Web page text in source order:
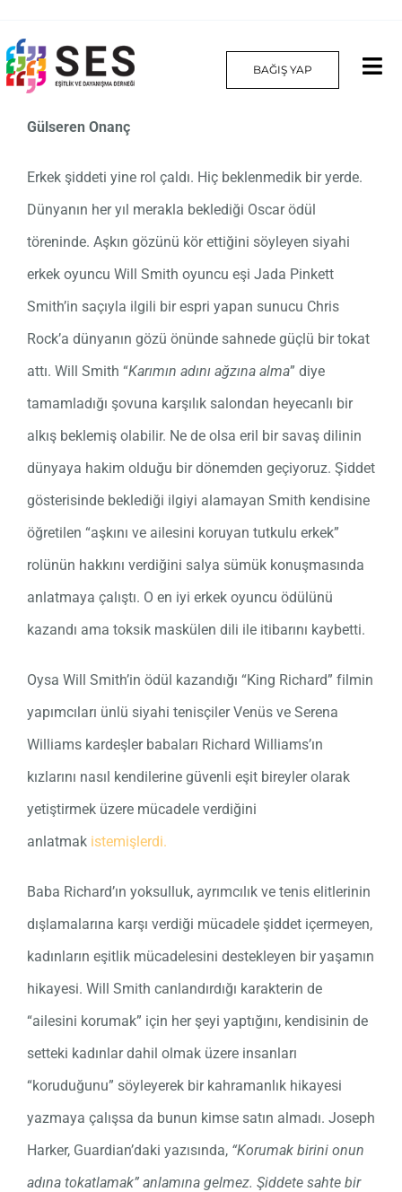
to
content
BAĞIŞ YAP
Hakkımızda
Projelerimiz
Platform
Yılın Kadınları
İletişim
Gülseren Onanç
Erkek şiddeti yine rol çaldı. Hiç beklenmedik bir yerde.
Dünyanın her yıl merakla beklediği Oscar ödül
töreninde. Aşkın gözünü kör ettiğini söyleyen siyahi
erkek oyuncu Will Smith oyuncu eşi Jada Pinkett
Smith’in saçıyla ilgili bir espri yapan sunucu Chris
Rock’a dünyanın gözü önünde sahnede güçlü bir tokat
attı. Will Smith “Karımın adını ağzına alma” diye
tamamladığı şovuna karşılık salondan heyecanlı bir
alkış beklemiş olabilir. Ne de olsa eril bir savaş dilinin
dünyaya hakim olduğu bir dönemden geçiyoruz. Şiddet
gösterisinde beklediği ilgiyi alamayan Smith kendisine
öğretilen “aşkını ve ailesini koruyan tutkulu erkek”
rolünün hakkını verdiğini salya sümük konuşmasında
anlatmaya çalıştı. O en iyi erkek oyuncu ödülünü
kazandı ama toksik maskülen dili ile itibarını kaybetti.
Oysa Will Smith’in ödül kazandığı “King Richard” filmin
yapımcıları ünlü siyahi tenisçiler Venüs ve Serena
Williams kardeşler babaları Richard Williams’ın
kızlarını nasıl kendilerine güvenli eşit bireyler olarak
yetiştirmek üzere mücadele verdiğini
anlatmak istemişlerdi.
Baba Richard’ın yoksulluk, ayrımcılık ve tenis elitlerinin
dışlamalarına karşı verdiği mücadele şiddet içermeyen,
kadınların eşitlik mücadelesini destekleyen bir yaşamın
hikayesi. Will Smith canlandırdığı karakterin de
“ailesini korumak” için her şeyi yaptığını, kendisinin de
setteki kadınlar dahil olmak üzere insanları
“koruduğunu” söyleyerek bir kahramanlık hikayesi
yazmaya çalışsa da bunun kimse satın almadı. Joseph
Harker, Guardian’daki yazısında, “Korumak birini onun
adına tokatlamak” anlamına gelmez. Şiddete sahte bir